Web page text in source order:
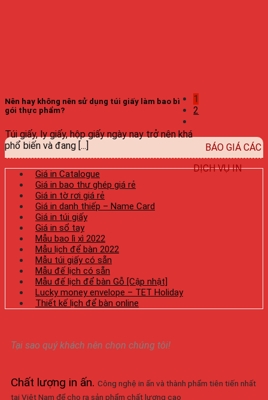
Nên hay không nên sử dụng túi giấy làm bao bì
gói thực phẩm?
Túi giấy, ly giấy, hộp giấy ngày nay trở nên khá
phổ biến và đang [...]
1
2
BÁO GIÁ CÁC
DỊCH VỤ IN
Giá in Catalogue
Giá in bao thư ghép giá rẻ
Giá in tờ rơi giá rẻ
Giá in danh thiếp – Name Card
Giá in túi giấy
Giá in sổ tay
Mẫu bao lì xì 2022
Mẫu lịch để bàn 2022
Mẫu túi giấy có sẵn
Mẫu đế lịch có sẵn
Mẫu đế lịch để bàn Gỗ [Cập nhật]
Lucky money envelope – TET Holiday
Thiết kế lịch để bàn online
Tại sao quý khách nên chọn chúng tôi!
Chất lượng in ấn. Công nghệ in ấn và thành phẩm tiên tiến nhất
tại Việt Nam để cho ra sản phẩm chất lượng cao